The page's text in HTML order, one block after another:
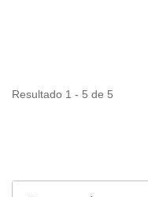
Resultado 1 - 5 de 5